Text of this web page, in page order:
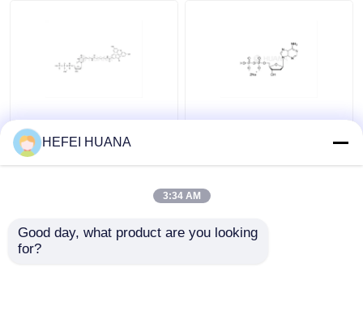
Fluorescéine-12-dUTP
Solution de sodium de
1 mM
DADP sel disodique
HEFEI HUANA
3:34 AM
Good day, what product are you looking
for?